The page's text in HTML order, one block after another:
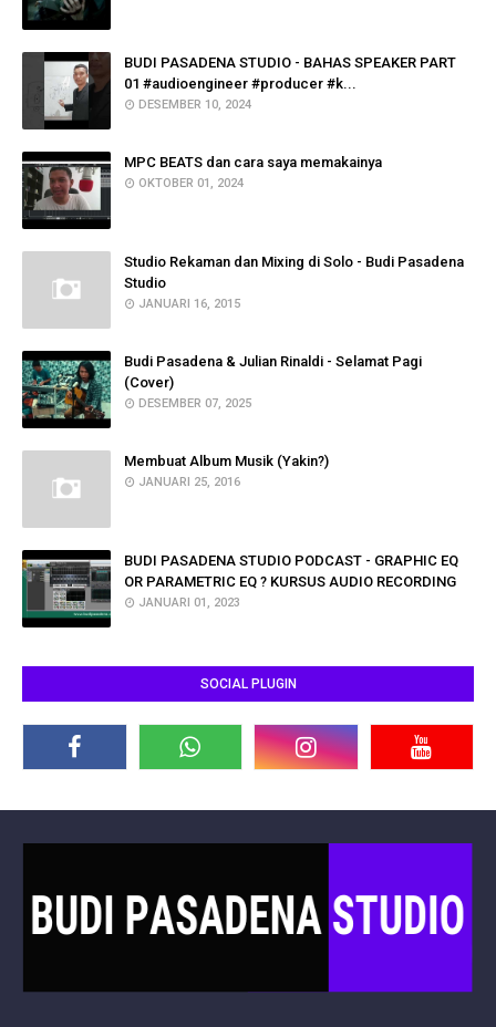
BUDI PASADENA STUDIO - BAHAS SPEAKER PART
01 #audioengineer #producer #k...
DESEMBER 10, 2024
MPC BEATS dan cara saya memakainya
OKTOBER 01, 2024
Studio Rekaman dan Mixing di Solo - Budi Pasadena
Studio
JANUARI 16, 2015
Budi Pasadena & Julian Rinaldi - Selamat Pagi
(Cover)
DESEMBER 07, 2025
Membuat Album Musik (Yakin?)
JANUARI 25, 2016
BUDI PASADENA STUDIO PODCAST - GRAPHIC EQ
OR PARAMETRIC EQ ? KURSUS AUDIO RECORDING
JANUARI 01, 2023
SOCIAL PLUGIN